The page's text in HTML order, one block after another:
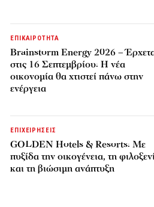
ΕΠΙΚΑΙΡΟΤΗΤΑ
Brainstorm Energy 2026 –
στις 16 Σεπτεμβρίου: Η νέα
οικονομία θα χτιστεί πάνω στην
ενέργεια
ΕΠΙΧΕΙΡΗΣΕΙΣ
GOLDEN Hotels & Resorts: Με
πυξίδα την οικογένεια, τη
και τη βιώσιμη ανάπτυξη